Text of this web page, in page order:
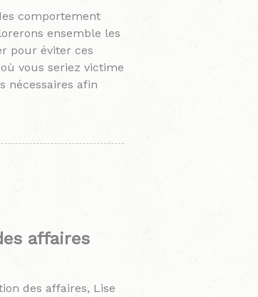
comportement
ensemble les
pour éviter ces
vous seriez victime
nécessaires afin
affaires
des affaires, Lise